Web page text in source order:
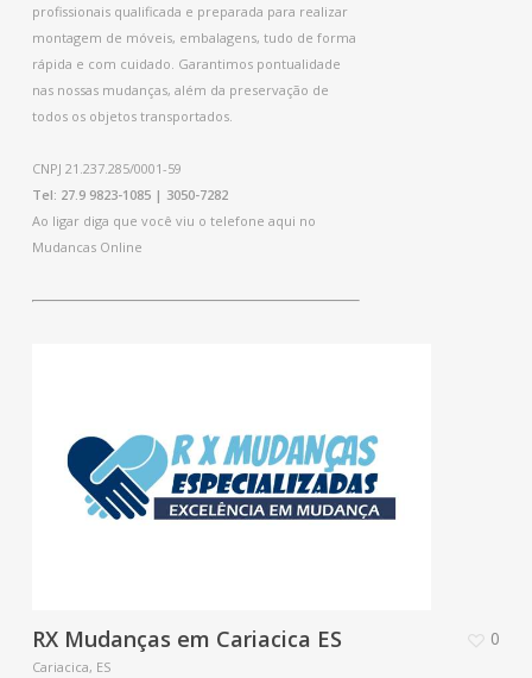
profissionais qualificada e preparada para realizar
montagem de móveis, embalagens, tudo de forma
rápida e com cuidado. Garantimos pontualidade
nas nossas mudanças, além da preservação de
todos os objetos transportados.
CNPJ 21.237.285/0001-59
Tel: 27.9 9823-1085 | 3050-7282
Ao ligar diga que você viu o telefone aqui no
Mudancas Online
RX Mudanças em Cariacica ES
Cariacica, ES
0